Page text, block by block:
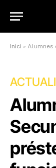
Inici » Alumnes de